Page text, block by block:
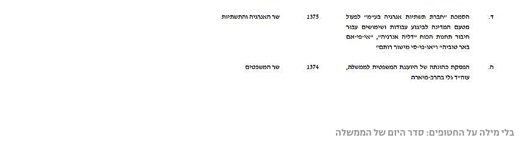
בלי מילה על החטופים: סדר היום של הממשלה